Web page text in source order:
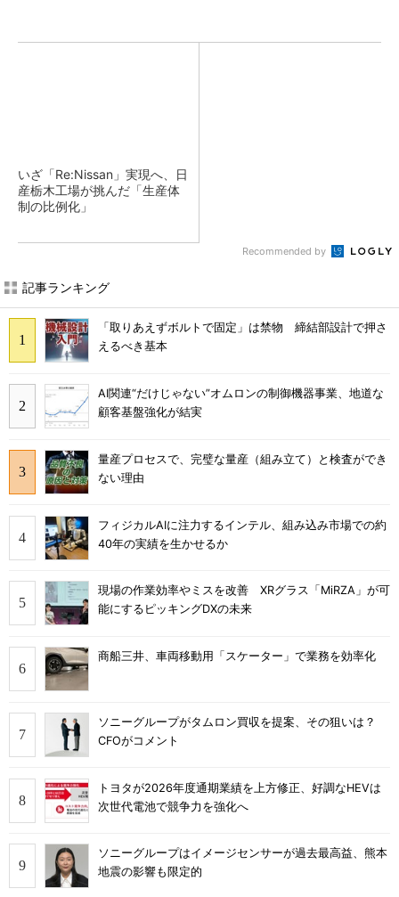
いざ「Re:Nissan」実現へ、日
産栃木工場が挑んだ「生産体
制の比例化」
Recommended by
記事ランキング
「取りあえずボルトで固定」は禁物 締結部設計で押さ
えるべき基本
AI関連“だけじゃない”オムロンの制御機器事業、地道な
顧客基盤強化が結実
量産プロセスで、完璧な量産（組み立て）と検査ができ
ない理由
フィジカルAIに注力するインテル、組み込み市場での約
40年の実績を生かせるか
現場の作業効率やミスを改善 XRグラス「MiRZA」が可
能にするピッキングDXの未来
商船三井、車両移動用「スケーター」で業務を効率化
ソニーグループがタムロン買収を提案、その狙いは？
CFOがコメント
トヨタが2026年度通期業績を上方修正、好調なHEVは
次世代電池で競争力を強化へ
ソニーグループはイメージセンサーが過去最高益、熊本
地震の影響も限定的